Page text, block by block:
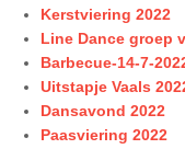
Kerstviering 2022
Line Dance groep
Barbecue-14-7-
Uitstapje Vaals
Dansavond 2022
Paasviering 2022